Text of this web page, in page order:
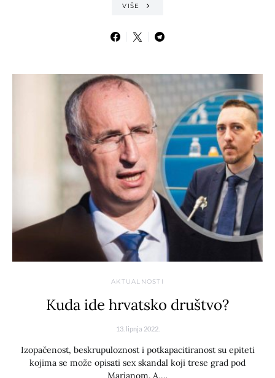
VIŠE
AKTUALNOSTI
Kuda ide hrvatsko društvo?
13. lipnja 2022.
Izopačenost, beskrupuloznost i potkapacitiranost su epiteti
kojima se može opisati sex skandal koji trese grad pod
Marjanom. A,…